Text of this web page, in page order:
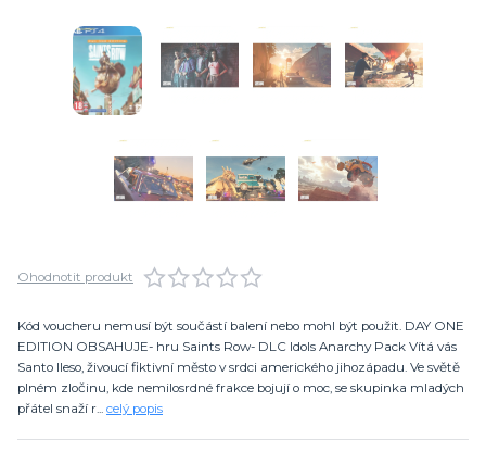
Ohodnotit produkt
Kód voucheru nemusí být součástí balení nebo mohl být použit. DAY ONE
EDITION OBSAHUJE- hru Saints Row- DLC Idols Anarchy Pack Vítá vás
Santo Ileso, živoucí fiktivní město v srdci amerického jihozápadu. Ve světě
plném zločinu, kde nemilosrdné frakce bojují o moc, se skupinka mladých
přátel snaží r... celý popis